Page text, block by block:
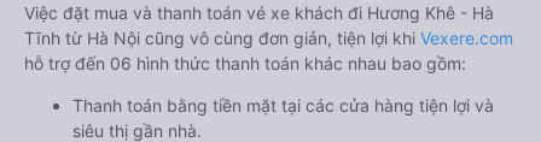
Việc đặt mua và thanh toán vé xe khách đi Hương Khê - Hà
Tĩnh từ Hà Nội cũng vô cùng đơn giản, tiện lợi khi Vexere.com
hỗ trợ đến 06 hình thức thanh toán khác nhau bao gồm:
Thanh toán bằng tiền mặt tại các cửa hàng tiện lợi và
siêu thị gần nhà.